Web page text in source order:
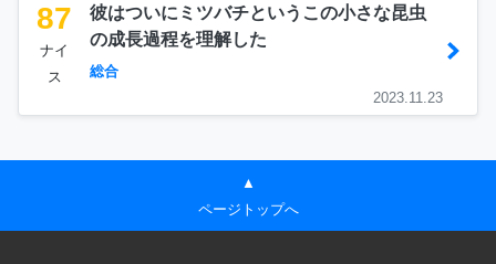
87
ナイ
ス
彼はついにミツバチというこの小さな昆虫
の成長過程を理解した
総合
2023.11.23
▲
ページトップへ